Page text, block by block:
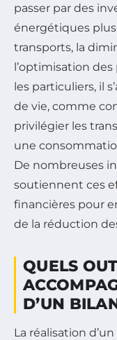
passer par des
énergétiques
transports, la
l’optimisation
les particuliers, il
de vie, comme
privilégier les
une
De nombreuses
soutiennent ces
financières pour
de la réduction
QUELS
D’UN
La réalisation d’un